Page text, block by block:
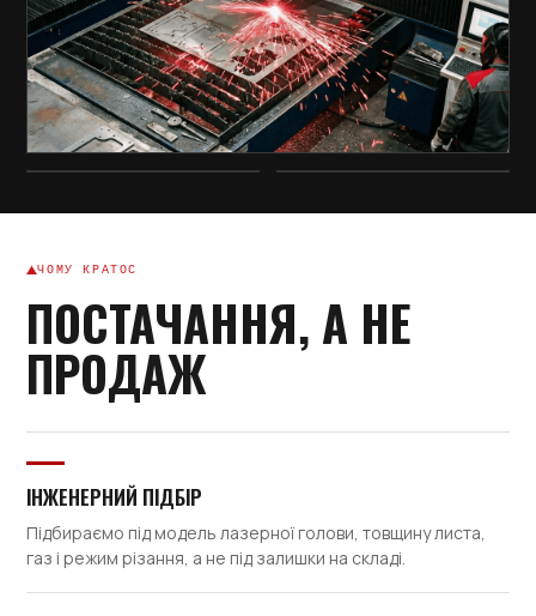
ЧОМУ КРАТОС
ПОСТАЧАННЯ, А НЕ
ПРОДАЖ
ІНЖЕНЕРНИЙ ПІДБІР
Підбираємо під модель лазерної голови, товщину листа,
газ і режим різання, а не під залишки на складі.